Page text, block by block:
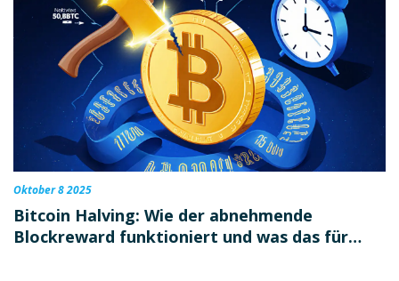
Oktober 8 2025
Bitcoin Halving: Wie der abnehmende
Blockreward funktioniert und was das für